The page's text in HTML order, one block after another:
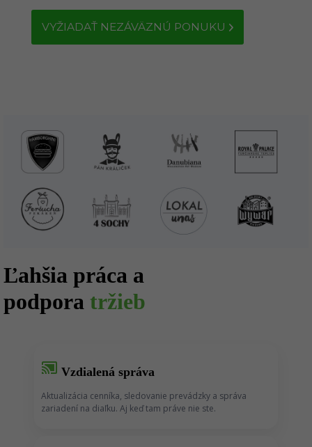
VYŽIADAŤ NEZÁVÄZNÚ PONUKU
Ľahšia práca a
podpora tržieb
cast_connected Vzdialená správa
Aktualizácia cenníka, sledovanie prevádzky a správa
zariadení na diaľku. Aj keď tam práve nie ste.